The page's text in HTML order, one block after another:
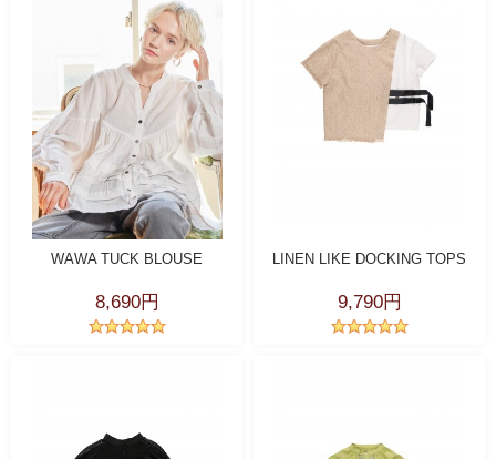
WAWA TUCK BLOUSE
8,690円
LINEN LIKE DOCKING TOPS
9,790円